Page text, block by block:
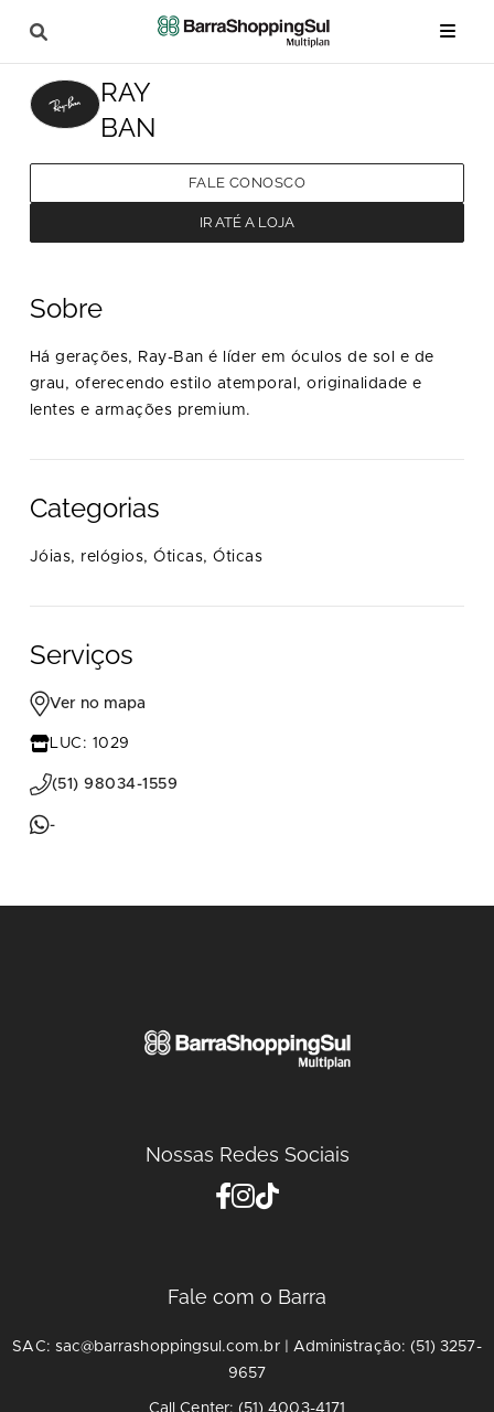
RAY
BAN
FALE CONOSCO
IR ATÉ A LOJA
Sobre
Há gerações, Ray-Ban é líder em óculos de sol e de
grau, oferecendo estilo atemporal, originalidade e
lentes e armações premium.
Categorias
Jóias, relógios,Óticas,Óticas
Serviços
Ver no mapa
LUC: 1029
(51) 98034-1559
-
Nossas Redes Sociais
Fale com o Barra
SAC: sac@barrashoppingsul.com.br | Administração: (51) 3257-
9657
Call Center: (51) 4003-4171